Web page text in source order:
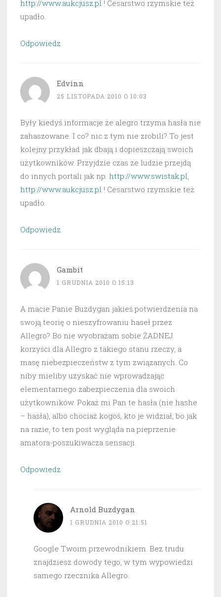
http://www.aukcjusz.pl ! Cesarstwo rzymskie też
upadło.
Odpowiedz
Edvinn
25 LISTOPADA 2010 O 10:03
Były kiedyś informacje że alegro trzyma hasła nie
zahaszowane. I co? nic z tym nie zrobili? To jest
kolejny przykład jak dbają i dopieszczają swoich
użytkowników. Przyjdzie czas ze ludzie przejdą
do innych portali jak np. http://www.swistak.pl,
http://www.aukcjusz.pl ! Cesarstwo rzymskie też
upadło.
Odpowiedz
Gambit
1 GRUDNIA 2010 O 15:13
A macie Panie Buzdygan jakieś potwierdzenia na
swoją teorię o nieszyfrowaniu haseł przez
Allegro? Bo nie wyobrażam sobie ŻADNEJ
korzyści dla Allegro z takiego stanu rzeczy, a
masę niebezpieczeństw z tym związanych. Co
niby mieliby uzyskać nie wprowadzając
elementarnego zabezpieczenia dla swoich
użytkowników. Pokaż mi Pan te hasła (nie hashe
– hasła), albo chociaż kogoś, kto je widział, bo jak
na razie, to ten post wygląda na pieprzenie
amatora-poszukiwacza sensacji.
Odpowiedz
Arnold Buzdygan
1 GRUDNIA 2010 O 21:51
Google Twoim przewodnikiem. Bez trudu
znajdziesz dowody tego, w tym wypowiedzi
samego rzecznika Allegro.